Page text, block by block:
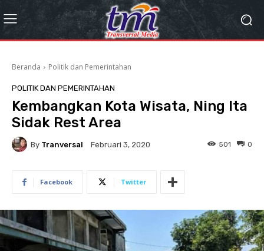
Beranda Politik dan Pemerintahan
POLITIK DAN PEMERINTAHAN
Kembangkan Kota Wisata, Ning Ita
Sidak Rest Area
By Tranversal Februari 3, 2020 0
501
Facebook Twitter